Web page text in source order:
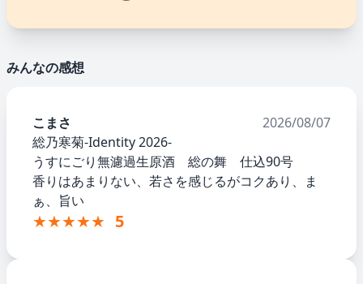
みんなの感想
こまさ
2026/08/07
総乃寒菊-Identity 2026-
うすにごり無濾過生原酒 総の舞 仕込90号
香りはあまりない、若さを感じるがコクあり、ま
ぁ、旨い
★★★★★ 5